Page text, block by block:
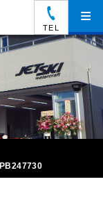
TEL
≡
PB247730